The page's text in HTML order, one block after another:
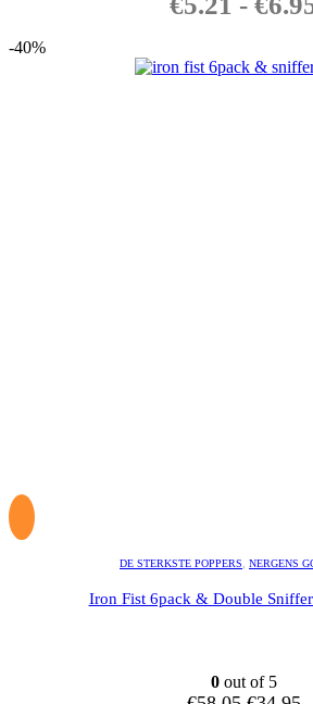
-40%
DE STERKSTE POPPERS, NERGENS
Iron Fist 6pack & Double
0out of 5